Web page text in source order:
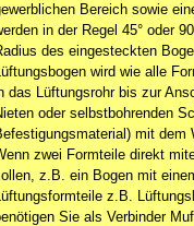
Bereich sowie
in der Regel 45° oder
des eingesteckten
wird wie alle
das Lüftungsrohr bis zur
oder selbstbohrenden
mit dem
zwei Formteile direkt
z.B. ein Bogen mit
z.B.
Sie als Verbinder